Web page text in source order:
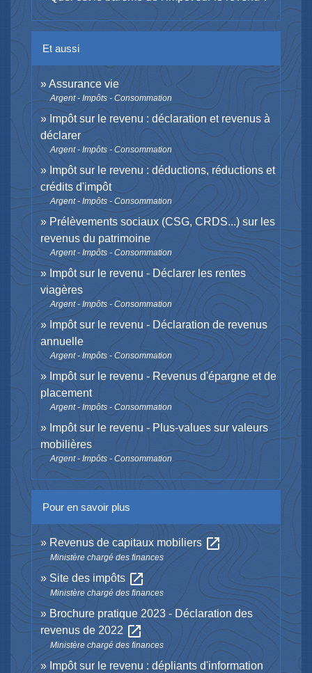
Et aussi
Assurance vie
Argent - Impôts - Consommation
Impôt sur le revenu : déclaration et revenus à
déclarer
Argent - Impôts - Consommation
Impôt sur le revenu : déductions, réductions et
crédits d'impôt
Argent - Impôts - Consommation
Prélèvements sociaux (CSG, CRDS...) sur les
revenus du patrimoine
Argent - Impôts - Consommation
Impôt sur le revenu - Déclarer les rentes
viagères
Argent - Impôts - Consommation
Impôt sur le revenu - Déclaration de revenus
annuelle
Argent - Impôts - Consommation
Impôt sur le revenu - Revenus d'épargne et de
placement
Argent - Impôts - Consommation
Impôt sur le revenu - Plus-values sur valeurs
mobilières
Argent - Impôts - Consommation
Pour en savoir plus
Revenus de capitaux mobiliers open_in_new
Ministère chargé des finances
Site des impôts open_in_new
Ministère chargé des finances
Brochure pratique 2023 - Déclaration des
revenus de 2022 open_in_new
Ministère chargé des finances
Impôt sur le revenu : dépliants d'information